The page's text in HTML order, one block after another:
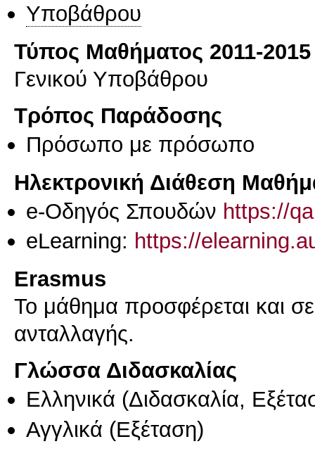
Υποβάθρου
Τύπος Μαθήματος 2011-2015
Γενικού Υποβάθρου
Τρόπος Παράδοσης
Πρόσωπο με πρόσωπο
Ηλεκτρονική Διάθεση
e-Οδηγός Σπουδών https://
eLearning: https://
Erasmus
Το μάθημα προσφέρεται και
ανταλλαγής.
Γλώσσα Διδασκαλίας
Ελληνικά (Διδασκαλία,
Αγγλικά (Εξέταση)